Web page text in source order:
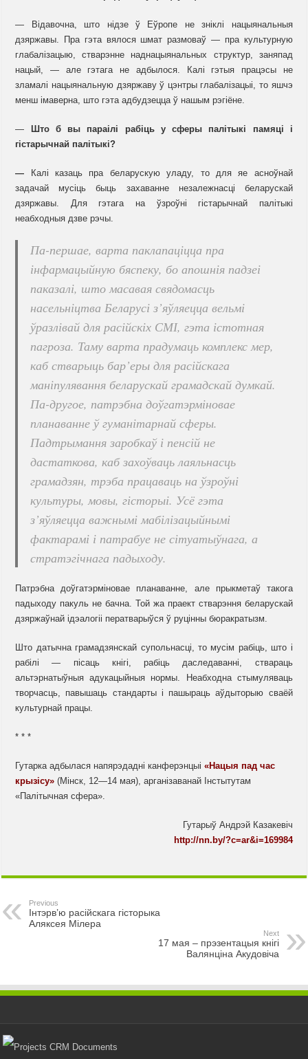
— Відавочна, што нідзе ў Еўропе не зніклі нацыянальныя
дзяржавы. Пра гэта вялося шмат размоваў — пра культурную
глабалізацыю, стварэнне наднацыянальных структур, заняпад
нацый, — але гэтага не адбылося. Калі гэтыя працэсы не
зламалі нацыянальную дзяржаву ў цэнтры глабалізацыі, то яшчэ
менш імаверна, што гэта адбудзецца ў нашым рэгіёне.
— Што б вы параілі рабіць у сферы палітыкі памяці і
гістарычнай палітыкі?
— Калі казаць пра беларускую уладу, то для яе асноўнай
задачай мусіць быць захаванне незалежнасці беларускай
дзяржавы. Для гэтага на ўзроўні гістарычнай палітыкі
неабходныя дзве рэчы.
Па-першае, варта паклапаціцца пра
інфармацыйную бяспеку, бо апошнія падзеі
паказалі, што масавая свядомасць
насельніцтва Беларусі з’яўляецца вельмі
ўразлівай для расійскіх СМІ, гэта істотная
пагроза. Таму варта прадумаць комплекс мер,
каб стварыць бар’еры для расійскага
маніпулявання беларускай грамадскай думкай.
Па-другое, патрэбна доўгатэрміновае
планаванне ў гуманітарнай сферы.
Падтрымання заробкаў і пенсій не
дастаткова, каб захоўваць лаяльнасць
грамадзян, трэба працаваць на ўзроўні
культуры, мовы, гісторыі. Усё гэта
з’яўляецца важнымі мабілізацыйнымі
фактарамі і патрабуе не сітуатыўнага, а
стратэгічнага падыходу.
Патрэбна доўгатэрміновае планаванне, але прыкметаў такога
падыходу пакуль не бачна. Той жа праект стварэння беларускай
дзяржаўнай ідэалогіі ператварыўся ў руцінны бюракратызм.
Што датычна грамадзянскай супольнасці, то мусім рабіць, што і
рабілі — пісаць кнігі, рабіць даследаванні, ствараць
альтэрнатыўныя адукацыйныя нормы. Неабходна стымуляваць
творчасць, павышаць стандарты і пашыраць аўдыторыю сваёй
культурнай працы.
* * *
Гутарка адбылася напярэдадні канферэнцыі«Нацыя пад час
крызісу» (Мінск, 12—14 мая), арганізаванай Інстытутам
«Палітычная сфера».
Гутарыў Андрэй Казакевіч
http://nn.by/?c=ar&i=169984
Previous
Інтэрв’ю расійскага гісторыка
Аляксея Мілера
Next
17 мая – прэзентацыя кнігі
Валянціна Акудовіча